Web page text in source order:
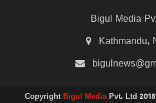
Bigul Media
Kathmandu,
Copyright Bigul MediaPvt. Ltd